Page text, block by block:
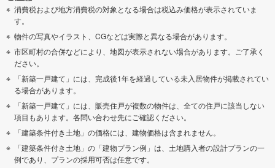
消費税および地方消費税の対象となる場合は税込み価格が表示されていま
す。
物件の写真やイラスト、CGなどは実際と異なる場合があります。
市区町村の合併などにより、地図が表示されない場合があります。ご了承く
ださい。
「新築一戸建て」には、完成後1年を経過している未入居物件が掲載されてい
る場合があります。
「新築一戸建て」には、販売住戸が複数の物件は、全ての住戸に該当しない
項目もあります。各問い合わせ先にご確認ください。
「建築条件付き土地」の価格には、建物価格は含まれません。
「建築条件付き土地」の「建物プラン例」は、土地購入者の設計プランの一
例であり、プランの採用可否は任意です。